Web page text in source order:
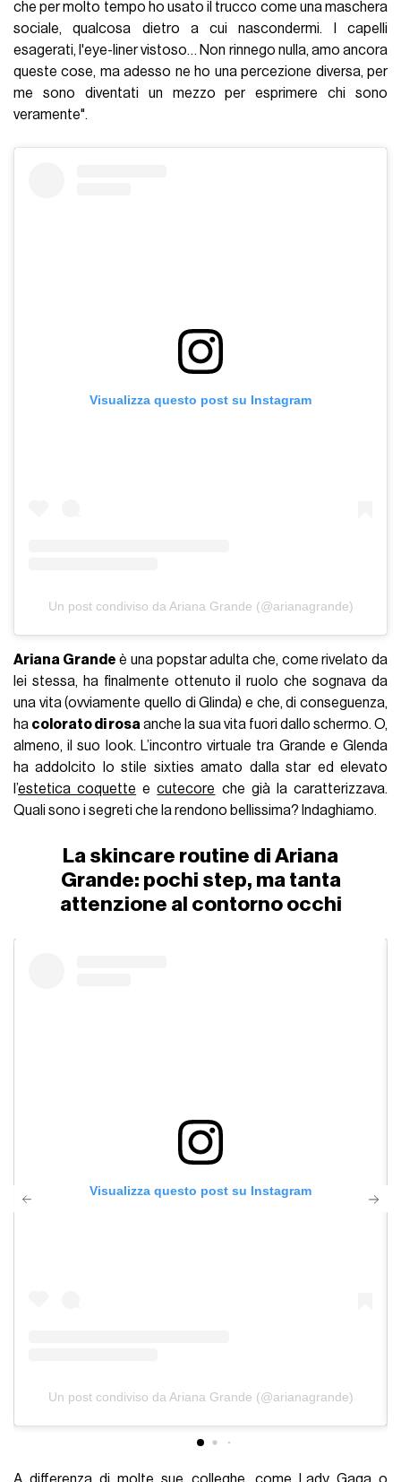
che per molto tempo ho usato il trucco come una maschera
sociale, qualcosa dietro a cui nascondermi. I capelli
esagerati, l'eye-liner vistoso… Non rinnego nulla, amo ancora
queste cose, ma adesso ne ho una percezione diversa, per
me sono diventati un mezzo per esprimere chi sono
veramente".
Visualizza questo post su Instagram
Un post condiviso da Ariana Grande (@arianagrande)
Ariana Grande è una popstar adulta che, come rivelato da
lei stessa, ha finalmente ottenuto il ruolo che sognava da
una vita (ovviamente quello di Glinda) e che, di conseguenza,
ha colorato di rosa anche la sua vita fuori dallo schermo. O,
almeno, il suo look. L’incontro virtuale tra Grande e Glenda
ha addolcito lo stile sixties amato dalla star ed elevato
l’estetica coquette ecutecore che già la caratterizzava.
Quali sono i segreti che la rendono bellissima? Indaghiamo.
La skincare routine di Ariana
Grande: pochi step, ma tanta
attenzione al contorno occhi
Visualizza questo post su Instagram
Un post condiviso da Ariana Grande (@arianagrande)